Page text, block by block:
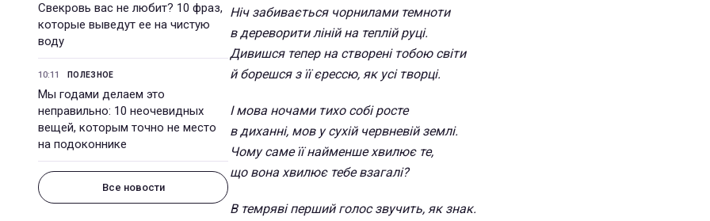
Свекровь вас не любит? 10 фраз,
которые выведут ее на чистую
воду
10:11 ПОЛЕЗНОЕ
Мы годами делаем это
неправильно: 10 неочевидных
вещей, которым точно не место
на подоконнике
Все новости
Ніч забивається чорнилами темноти
в дереворити ліній на теплій руці.
Дивишся тепер на створені тобою світи
й борешся з її єрессю, як усі творці.
І мова ночами тихо собі росте
в диханні, мов у сухій червневій землі.
Чому саме її найменше хвилює те,
що вона хвилює тебе взагалі?
В темряві перший голос звучить, як знак.